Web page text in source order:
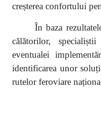
creșterea confortului
În baza
călătorilor,
eventualei
identificarea unor
rutelor feroviare